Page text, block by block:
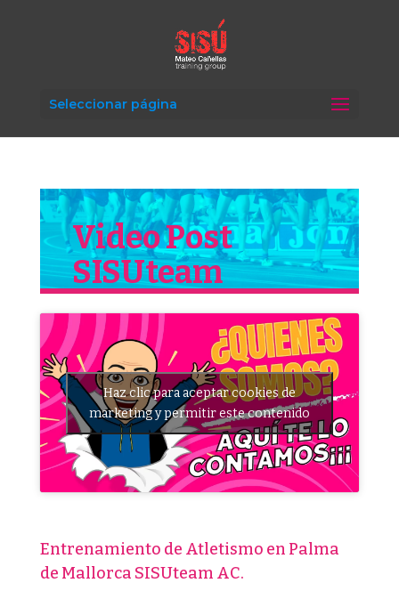
Seleccionar página
Video Post
SISUteam
Haz clic para aceptar cookies de
marketing y permitir este contenido
Entrenamiento de Atletismo en Palma
de Mallorca SISUteam AC.